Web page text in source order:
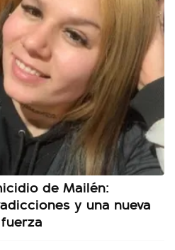
de Mailén:
y una nueva